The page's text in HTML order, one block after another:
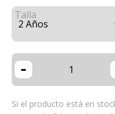
Talla
-
Si el producto está en